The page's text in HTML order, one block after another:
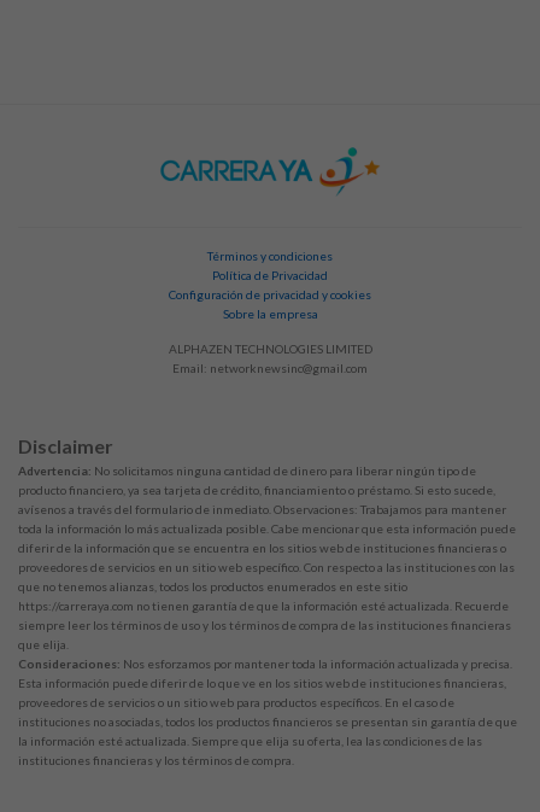
Términos y condiciones
Política de Privacidad
Configuración de privacidad y cookies
Sobre la empresa
ALPHAZEN TECHNOLOGIES LIMITED
Email: networknewsinc@gmail.com
Disclaimer
Advertencia: No solicitamos ninguna cantidad de dinero para liberar ningún tipo de
producto financiero, ya sea tarjeta de crédito, financiamiento o préstamo. Si esto sucede,
avísenos a través del formulario de inmediato. Observaciones: Trabajamos para mantener
toda la información lo más actualizada posible. Cabe mencionar que esta información puede
diferir de la información que se encuentra en los sitios web de instituciones financieras o
proveedores de servicios en un sitio web específico. Con respecto a las instituciones con las
que no tenemos alianzas, todos los productos enumerados en este sitio
https://carreraya.com no tienen garantía de que la información esté actualizada. Recuerde
siempre leer los términos de uso y los términos de compra de las instituciones financieras
que elija.
Consideraciones: Nos esforzamos por mantener toda la información actualizada y precisa.
Esta información puede diferir de lo que ve en los sitios web de instituciones financieras,
proveedores de servicios o un sitio web para productos específicos. En el caso de
instituciones no asociadas, todos los productos financieros se presentan sin garantía de que
la información esté actualizada. Siempre que elija su oferta, lea las condiciones de las
instituciones financieras y los términos de compra.